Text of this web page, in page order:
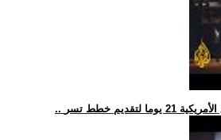
لتقديم خطط تسر